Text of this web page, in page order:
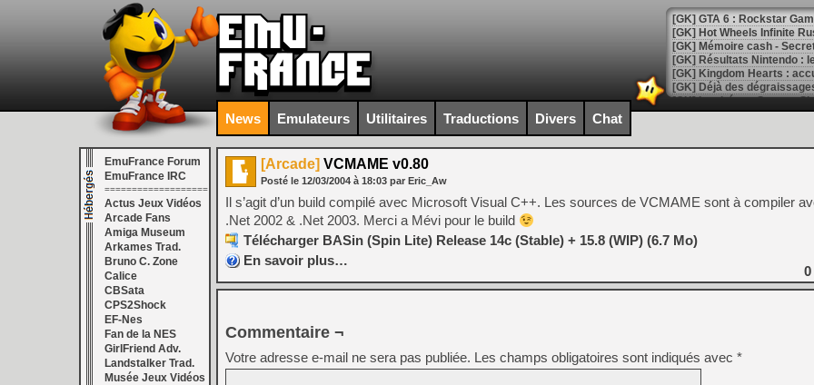
[GK] GTA 6 : Rockstar
[GK] Hot Wheels Infinite
[GK] Mémoire cash -
[GK] Résultats Nintendo :
[GK] Déjà des
[Mo5] Brickboy cherche à
[GK] Minecraft et ses «
[GK] Beast of
[GK] Ubisoft : fin de partie
[GK] Mémoire cash -
[GK] Dan Houser (GTA)
[GK] Comment EA Sports
[GK] Crimson Moon : un
[GK] Isle of Reveries : le
[GK] Moonlighter 2 : The
[GK] Capcom relance
[Mo5] Deux inédits du
[GK] Le beat'em up The
[GK] Endless Legend 2 :
News Emulateurs Utilitaires Traductions Divers Chat
EmuFrance Forum
EmuFrance IRC
===================
Actus Jeux Vidéos
Arcade Fans
Amiga Museum
Arkames Trad.
Bruno C. Zone
Calice
CBSata
CPS2Shock
EF-Nes
Fan de la NES
GirlFriend Adv.
Landstalker Trad.
Musée Jeux Vidéos
[Arcade] VCMAME v0.80
Posté le 12/03/2004 à 18:03 par Eric_Aw
Il s’agit d’un build compilé avec Microsoft Visual C++. Les sources de VCMAME sont à compiler
.Net 2002 & .Net 2003. Merci a Mévi pour le build
Télécharger BASin (Spin Lite) Release 14c (Stable) + 15.8 (WIP) (6.7 Mo)
En savoir plus…
0
Commentaire ¬
Votre adresse e-mail ne sera pas publiée. Les champs obligatoires sont indiqués avec *